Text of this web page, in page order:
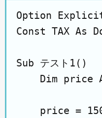
Option
Const TAX As
Sub テスト1()
Dim price
price =